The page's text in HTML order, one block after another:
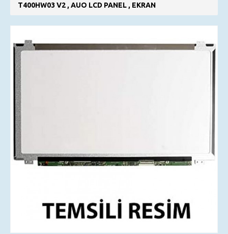
T400HW03 V2 , AUO LCD PANEL , EKRAN